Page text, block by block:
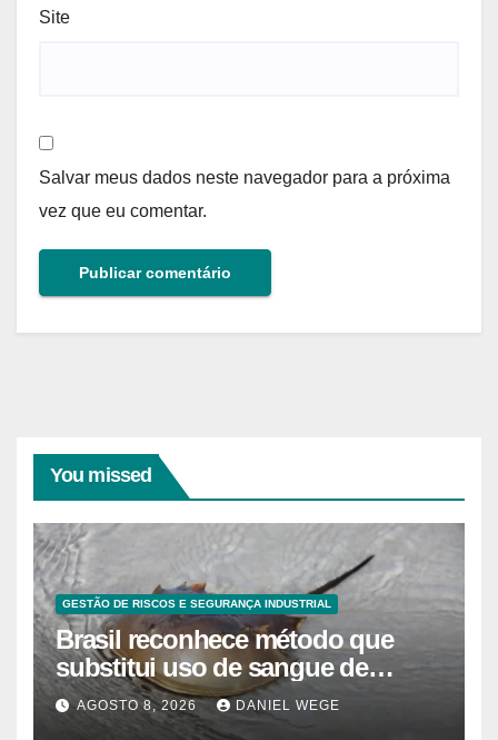
Site
Salvar meus dados neste navegador para a próxima
vez que eu comentar.
You missed
GESTÃO DE RISCOS E SEGURANÇA INDUSTRIAL
Brasil reconhece método que
substitui uso de sangue de
caranguejo-ferradura em testes
farmacêuticos
AGOSTO 8, 2026 DANIEL WEGE